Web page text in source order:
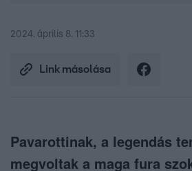
2024. április 8. 11:33
Link másolása
Pavarottinak, a legendás
megvoltak a maga fura